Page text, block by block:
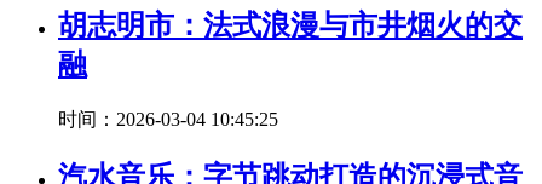
胡志明市：法式浪漫与市井烟火的交
融
时间：2026-03-04 10:45:25
汽水音乐：字节跳动打造的沉浸式音